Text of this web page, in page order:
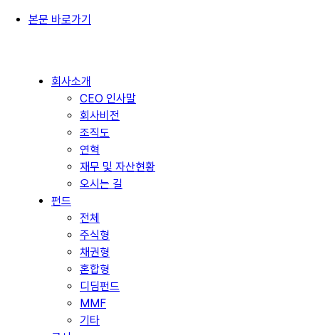
본문 바로가기
회사소개
CEO 인사말
회사비전
조직도
연혁
재무 및 자산현황
오시는 길
펀드
전체
주식형
채권형
혼합형
디딤펀드
MMF
기타